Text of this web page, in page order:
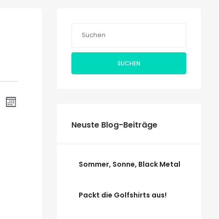
Veranstaltung
Ansichten-
Navigation
MONAT
SUCHEN
Neuste Blog-Beiträge
Sommer, Sonne, Black Metal
Packt die Golfshirts aus!